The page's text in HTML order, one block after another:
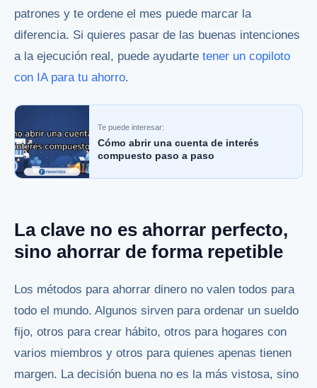
patrones y te ordene el mes puede marcar la
diferencia. Si quieres pasar de las buenas intenciones
a la ejecución real, puede ayudarte tener un copiloto
con IA para tu ahorro.
Te puede interesar:
Cómo abrir una cuenta de interés
compuesto paso a paso
La clave no es ahorrar perfecto,
sino ahorrar de forma repetible
Los métodos para ahorrar dinero no valen todos para
todo el mundo. Algunos sirven para ordenar un sueldo
fijo, otros para crear hábito, otros para hogares con
varios miembros y otros para quienes apenas tienen
margen. La decisión buena no es la más vistosa, sino